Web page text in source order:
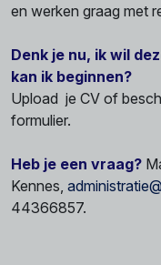
en werken graag met
Denk je nu, ik wil
kan ik beginnen?
Upload je CV of
formulier.
Heb je een vraag?
Kennes,
44366857.